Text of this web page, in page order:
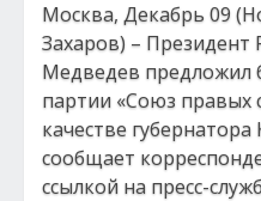
Москва, Декабрь 09
Захаров) –
Медведев предложил
партии «Союз правых
качестве
сообщает
ссылкой на пресс-